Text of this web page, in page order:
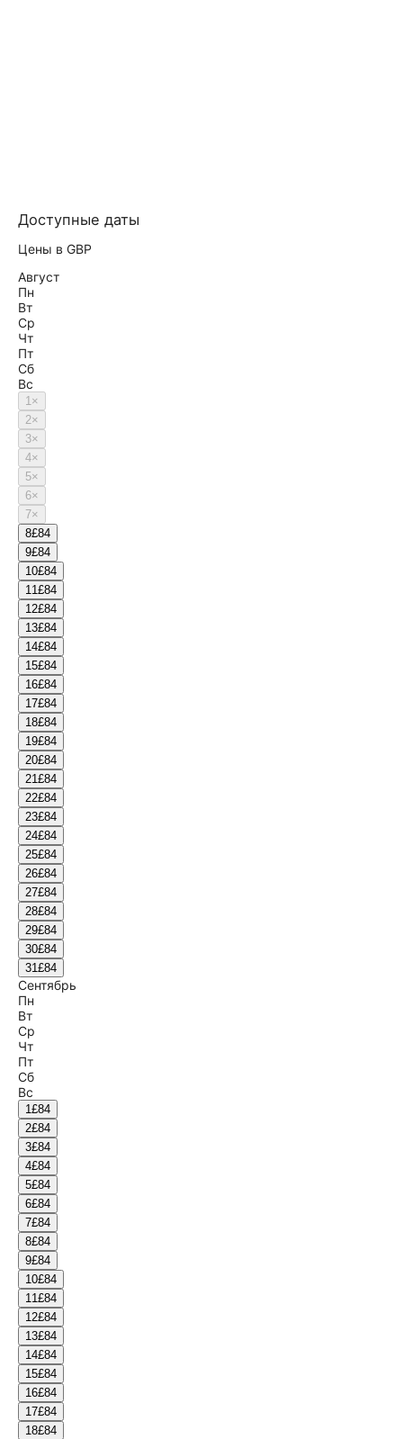
Доступные даты
Цены в GBP
Август
Пн
Вт
Ср
Чт
Пт
Сб
Вс
1×
2×
3×
4×
5×
6×
7×
8£84
9£84
10£84
11£84
12£84
13£84
14£84
15£84
16£84
17£84
18£84
19£84
20£84
21£84
22£84
23£84
24£84
25£84
26£84
27£84
28£84
29£84
30£84
31£84
Сентябрь
Пн
Вт
Ср
Чт
Пт
Сб
Вс
1£84
2£84
3£84
4£84
5£84
6£84
7£84
8£84
9£84
10£84
11£84
12£84
13£84
14£84
15£84
16£84
17£84
18£84